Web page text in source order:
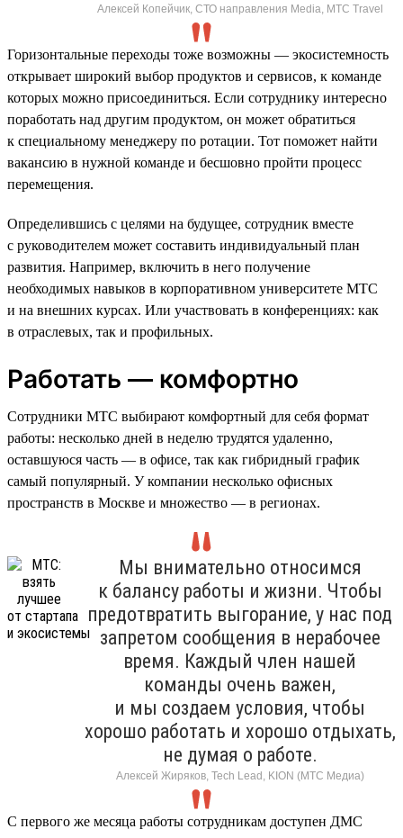
Алексей Копейчик, СТО направления Media, МТС Travel
Горизонтальные переходы тоже возможны — экосистемность
открывает широкий выбор продуктов и сервисов, к команде
которых можно присоединиться. Если сотруднику интересно
поработать над другим продуктом, он может обратиться
к специальному менеджеру по ротации. Тот поможет найти
вакансию в нужной команде и бесшовно пройти процесс
перемещения.
Определившись с целями на будущее, сотрудник вместе
с руководителем может составить индивидуальный план
развития. Например, включить в него получение
необходимых навыков в корпоративном университете МТС
и на внешних курсах. Или участвовать в конференциях: как
в отраслевых, так и профильных.
Работать — комфортно
Сотрудники МТС выбирают комфортный для себя формат
работы: несколько дней в неделю трудятся удаленно,
оставшуюся часть — в офисе, так как гибридный график
самый популярный. У компании несколько офисных
пространств в Москве и множество — в регионах.
Мы внимательно относимся
к балансу работы и жизни. Чтобы
предотвратить выгорание, у нас под
запретом сообщения в нерабочее
время. Каждый член нашей
команды очень важен,
и мы создаем условия, чтобы
хорошо работать и хорошо отдыхать,
не думая о работе.
Алексей Жиряков, Tech Lead, KION (МТС Медиа)
С первого же месяца работы сотрудникам доступен ДМС